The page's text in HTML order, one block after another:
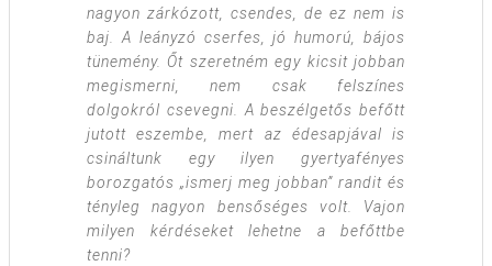
nagyon zárkózott, csendes, de ez nem is
baj. A leányzó cserfes, jó humorú, bájos
tünemény. Őt szeretném egy kicsit jobban
megismerni, nem csak felszínes
dolgokról csevegni. A beszélgetős befőtt
jutott eszembe, mert az édesapjával is
csináltunk egy ilyen gyertyafényes
borozgatós „ismerj meg jobban” randit és
tényleg nagyon bensőséges volt. Vajon
milyen kérdéseket lehetne a befőttbe
tenni?